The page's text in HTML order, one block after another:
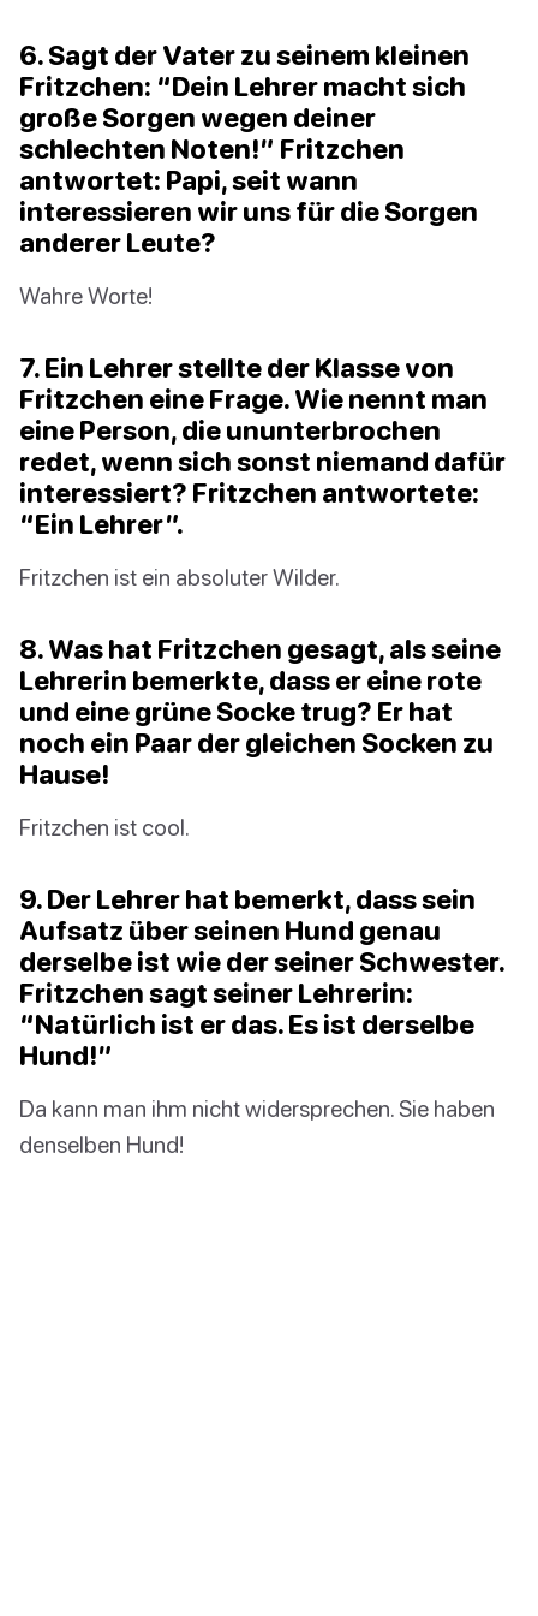
6. Sagt der Vater zu seinem kleinen
Fritzchen: “Dein Lehrer macht sich
große Sorgen wegen deiner
schlechten Noten!” Fritzchen
antwortet: Papi, seit wann
interessieren wir uns für die Sorgen
anderer Leute?
Wahre Worte!
7. Ein Lehrer stellte der Klasse von
Fritzchen eine Frage. Wie nennt man
eine Person, die ununterbrochen
redet, wenn sich sonst niemand dafür
interessiert? Fritzchen antwortete:
“Ein Lehrer”.
Fritzchen ist ein absoluter Wilder.
8. Was hat Fritzchen gesagt, als seine
Lehrerin bemerkte, dass er eine rote
und eine grüne Socke trug? Er hat
noch ein Paar der gleichen Socken zu
Hause!
Fritzchen ist cool.
9. Der Lehrer hat bemerkt, dass sein
Aufsatz über seinen Hund genau
derselbe ist wie der seiner Schwester.
Fritzchen sagt seiner Lehrerin:
“Natürlich ist er das. Es ist derselbe
Hund!”
Da kann man ihm nicht widersprechen. Sie haben
denselben Hund!